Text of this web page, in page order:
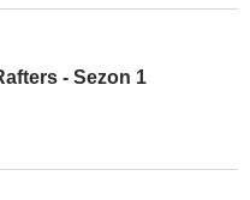
- Sezon 1